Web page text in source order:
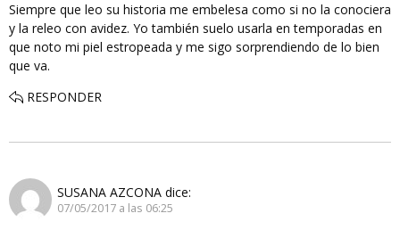
Siempre que leo su historia me embelesa como si no la conociera
y la releo con avidez. Yo también suelo usarla en temporadas en
que noto mi piel estropeada y me sigo sorprendiendo de lo bien
que va.
RESPONDER
SUSANA AZCONA dice:
07/05/2017 a las 06:25